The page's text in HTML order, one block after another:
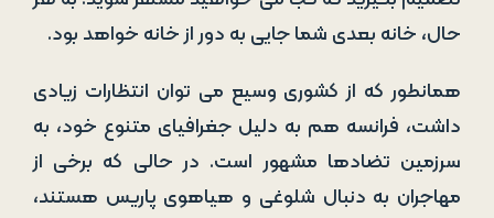
حال، خانه بعدی شما جایی به دور از خانه خواهد بود.
همانطور که از کشوری وسیع می توان انتظارات زیادی
داشت، فرانسه هم به دلیل جغرافیای متنوع خود، به
سرزمین تضادها مشهور است. در حالی که برخی از
مهاجران به دنبال شلوغی و هیاهوی پاریس هستند،